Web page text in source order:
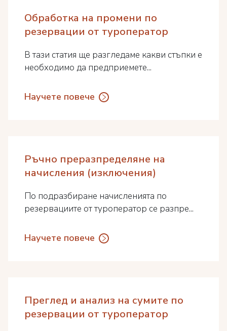
Обработка на промени по
резервации от туроператор
В тази статия ще разгледаме какви стъпки е
необходимо да предприемете...
Научете повече
Ръчно преразпределяне на
начисления (изключения)
По подразбиране начисленията по
резервациите от туроператор се разпре...
Научете повече
Преглед и анализ на сумите по
резервации от туроператор